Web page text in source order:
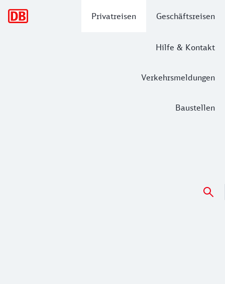
Privatreisen Geschäftsreisen
Hilfe & Kontakt
Verkehrsmeldungen
Baustellen